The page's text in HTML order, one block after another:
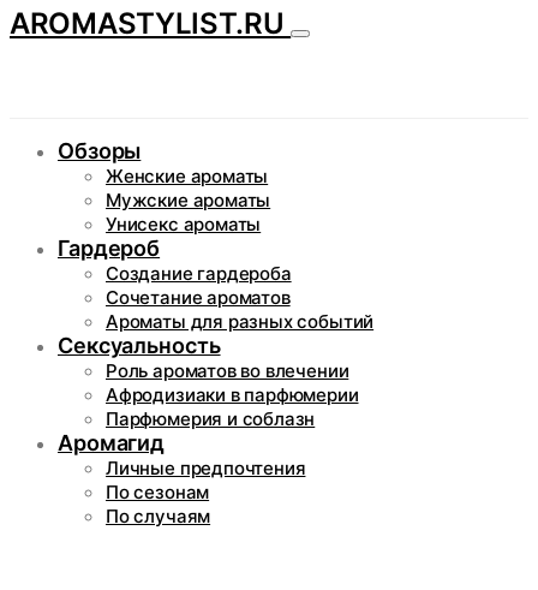
AROMASTYLIST.RU
Обзоры
Женские ароматы
Мужские ароматы
Унисекс ароматы
Гардероб
Создание гардероба
Сочетание ароматов
Ароматы для разных событий
Сексуальность
Роль ароматов во влечении
Афродизиаки в парфюмерии
Парфюмерия и соблазн
Аромагид
Личные предпочтения
По сезонам
По случаям